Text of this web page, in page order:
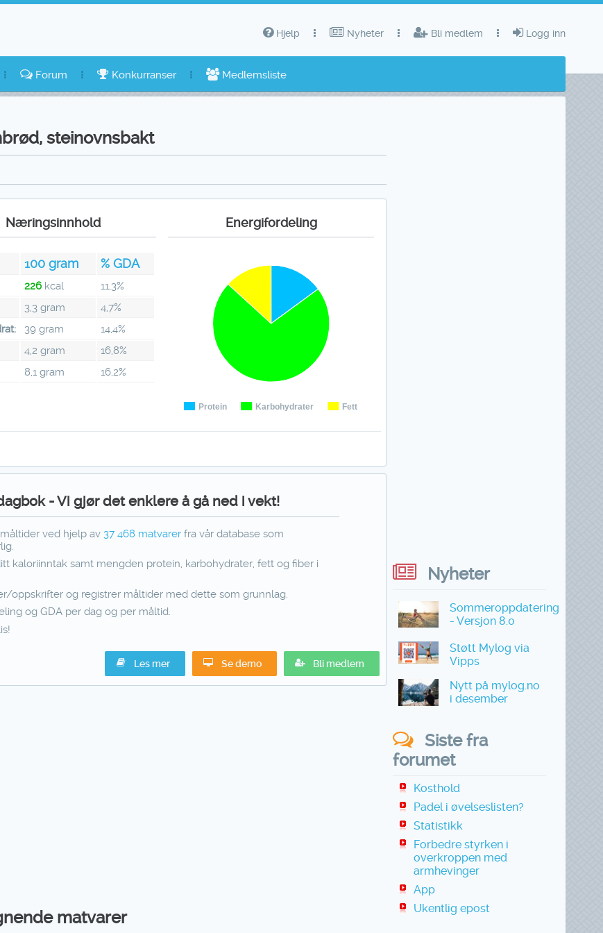
Logg inn
Bli medlem
Nyheter
Hjelp
Forum Konkurranser Medlemsliste
steinovnsbakt
Næringsinnhold
100 gram % GDA
226 kcal
11,3%
3,3 gram
4,7%
39 gram
14,4%
4,2 gram
16,8%
8,1 gram 16,2%
Energifordeling
Protein Karbohydrater Fett
- Vi gjør det enklere å gå ned i vekt!
ved hjelp av 37 468 matvarerfra vår database som
kaloriinntak samt mengden protein, karbohydrater, fett og fiber i
oppskrifter og registrer måltider med dette som grunnlag.
og GDA per dag og per måltid.
Bli medlem
Se demo
Les mer
matvarer
Nyheter
Sommeroppdatering
- Versjon 8.0
Støtt Mylog via
Vipps
Nytt på mylog.no
i desember
Siste fra
forumet
Kosthold
Padel i øvelseslisten?
Statistikk
Forbedre styrken i
overkroppen med
armhevinger
App
Ukentlig epost